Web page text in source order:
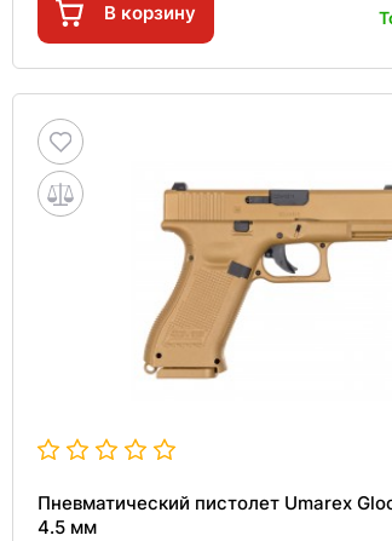
В корзину
Пневматический пистолет Umarex
4.5 мм